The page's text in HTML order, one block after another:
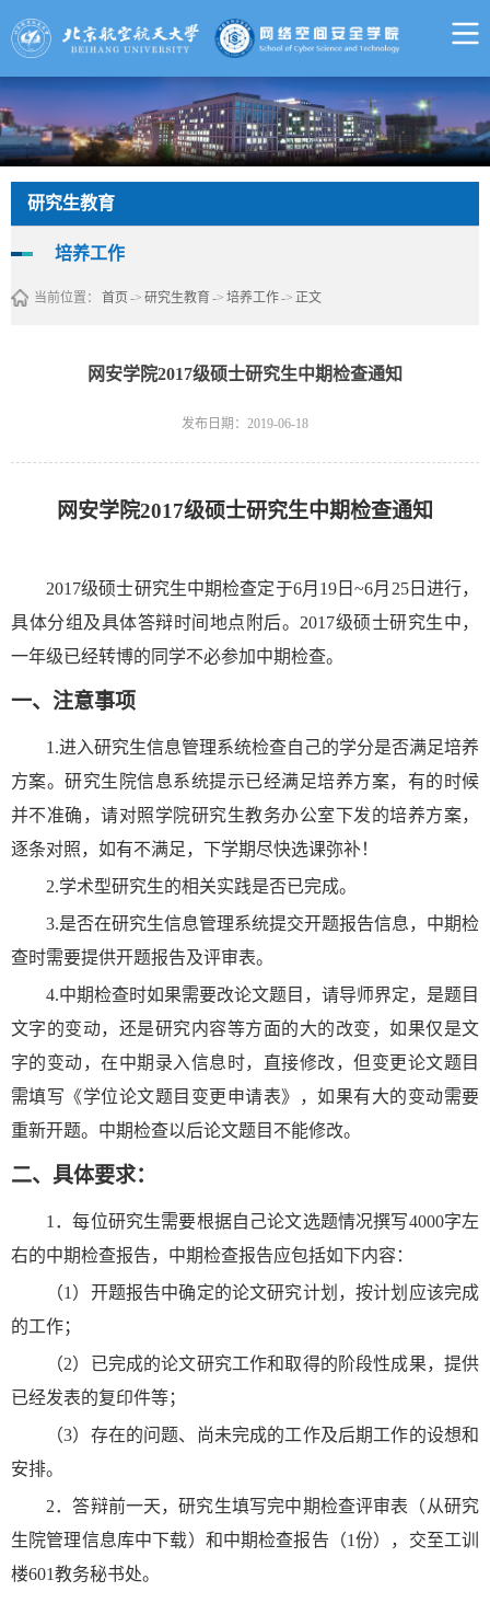
研究生教育
培养工作
当前位置： 首页 -> 研究生教育 -> 培养工作-> 正文
网安学院2017级硕士研究生中期检查通知
发布日期：2019-06-18
网安学院2017级硕士研究生中期检查通知
2017级硕士研究生中期检查定于6月 19日~6月 25日进行，
具体分组及具体答辩时间地点附后。 2017级硕士研究生中，
一年级已经转博的同学不必参加中期检查。
一、注意事项
1.进入研究生信息管理系统检查自己的学分是否满足培养
方案。研究生院信息系统提示已经满足培养方案，有的时候
并不准确，请对照学院研究生教务办公室下发的培养方案，
逐条对照，如有不满足，下学期尽快选课弥补！
2.学术型研究生的相关实践是否已完成。
3.是否在研究生信息管理系统提交开题报告信息，中期检
查时需要提供开题报告及评审表。
4.中期检查时如果需要改论文题目，请导师界定，是题目
文字的变动，还是研究内容等方面的大的改变，如果仅是文
字的变动，在中期录入信息时，直接修改，但 变更论文题目
需填写《学位论文题目变更申请表》，如果有大的变动需要
重新开题。中期检查以后论文题目不能修改。
二、具体要求：
1 ．每位研究生需要根据自己论文选题情况撰写4000字左
右的中期检查报告，中期检查报告应包括如下内容：
（1 ）开题报告中确定的论文研究计划，按计划应该完成
的工作；
（2）已完成的论文研究工作和取得的阶段性成果，提供
已经发表的复印件等；
（3）存在的问题、尚未完成的工作及后期工作的设想和
安排。
2．答辩前一天，研究生填写完中期检查评审表（从研究
生院管理信息库中下载）和中期检查报告（1份），交至工训
楼601教务秘书处。